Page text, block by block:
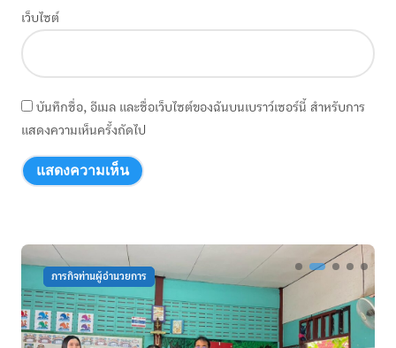
เว็บไซต์
บันทึกชื่อ, อีเมล และชื่อเว็บไซต์ของฉันบนเบราว์เซอร์นี้ สำหรับการ
แสดงความเห็นครั้งถัดไป
ภารกิจท่านผู้อำนวยการ